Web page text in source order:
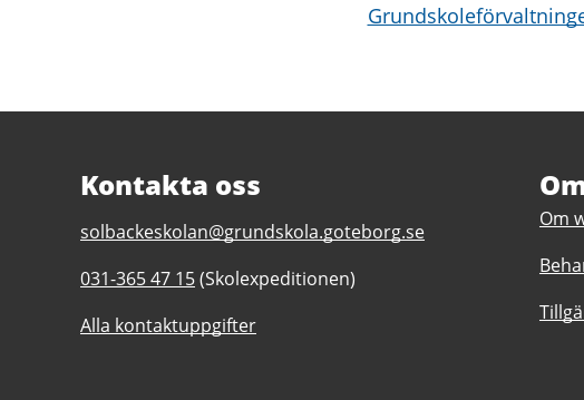
Kontakta oss
E-
till
Solbackeskolan
F-
solbackeskolan@grundskola.goteborg.se
Telefonnummer
Solbackeskolan
031-365 47 15(Skolexpeditionen)
Alla kontaktuppgifter
Om